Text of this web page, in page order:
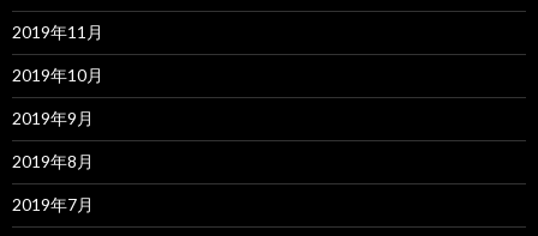
2019年11月
2019年10月
2019年9月
2019年8月
2019年7月